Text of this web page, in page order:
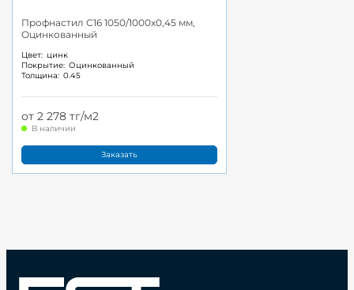
Профнастил С16 1050/1000x0,45 мм,
Оцинкованный
Цвет: цинк
Покрытие: Оцинкованный
Толщина: 0.45
от 2 278 тг/м2
В наличии
Заказать